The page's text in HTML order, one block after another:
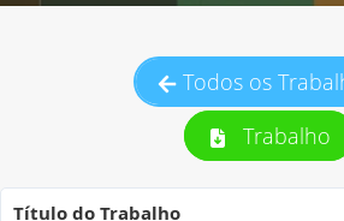
Todos os
Trabalho
Título do Trabalho